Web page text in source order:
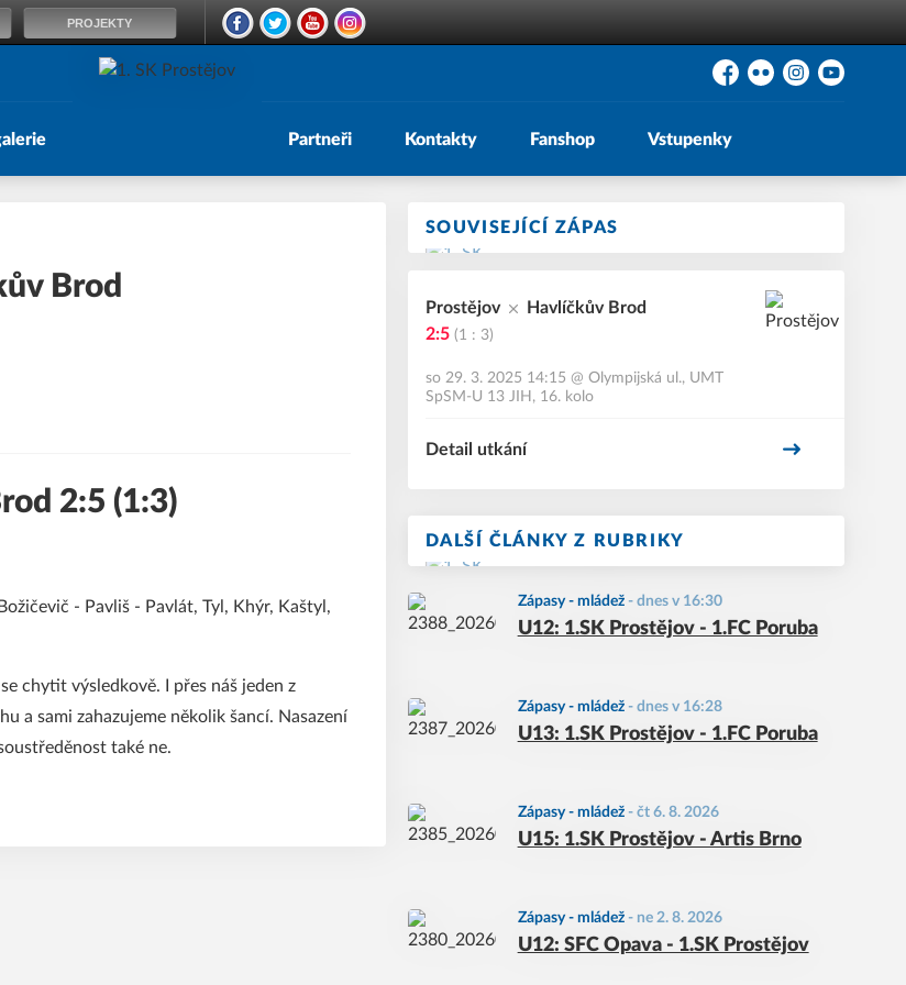
Facebook
Flickr Instagram
YouTube
Partneři Kontakty Fanshop Vstupenky
SOUVISEJÍCÍ ZÁPAS
Prostějov
Havlíčkův Brod
2:5 (1 : 3)
so 29. 3. 2025 14:15 @ Olympijská ul., UMT
SpSM-U 13 JIH, 16. kolo
Detail utkání
DALŠÍ ČLÁNKY Z RUBRIKY
Zápasy - mládež- dnes v 16:30
U12: 1.SK Prostějov - 1.FC Poruba
Zápasy - mládež- dnes v 16:28
U13: 1.SK Prostějov - 1.FC Poruba
Zápasy - mládež- čt 6. 8. 2026
U15: 1.SK Prostějov - Artis Brno
Zápasy - mládež- ne 2. 8. 2026
U12: SFC Opava - 1.SK Prostějov
Brod
2:5 (1:3)
- Pavliš - Pavlát, Tyl, Khýr, Kaštyl,
chytit výsledkově. I přes náš jeden z
a sami zahazujeme několik šancí. Nasazení
také ne.
PROJEKTY